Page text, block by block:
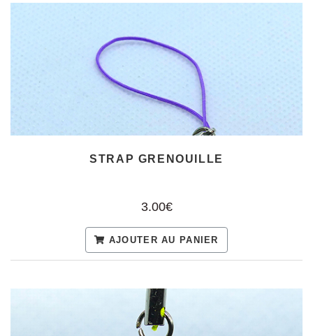
STRAP GRENOUILLE
3.00€
AJOUTER AU PANIER